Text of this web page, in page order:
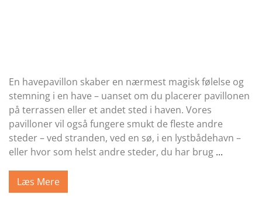
En havepavillon skaber en nærmest magisk følelse og
stemning i en have – uanset om du placerer pavillonen
på terrassen eller et andet sted i haven. Vores
pavilloner vil også fungere smukt de fleste andre
steder – ved stranden, ved en sø, i en lystbådehavn –
eller hvor som helst andre steder, du har brug ...
Læs Mere